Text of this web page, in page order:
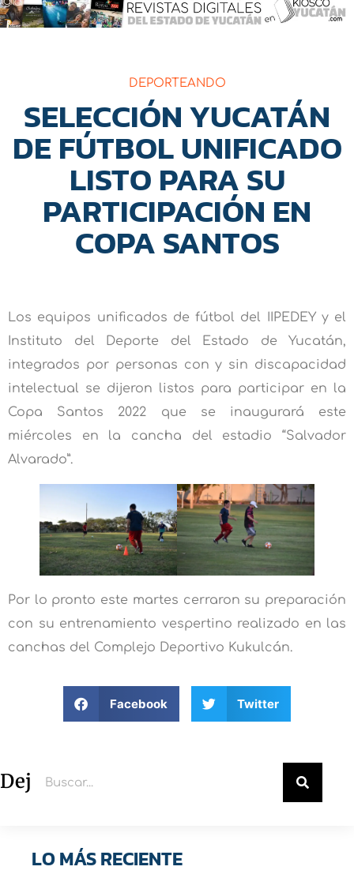
DEPORTEANDO
SELECCIÓN YUCATÁN
DE FÚTBOL UNIFICADO
LISTO PARA SU
PARTICIPACIÓN EN
COPA SANTOS
Los equipos unificados de fútbol del IIPEDEY y el
Instituto del Deporte del Estado de Yucatán,
integrados por personas con y sin discapacidad
intelectual se dijeron listos para participar en la
Copa Santos 2022 que se inaugurará este
miércoles en la cancha del estadio “Salvador
Alvarado”.
Por lo pronto este martes cerraron su preparación
con su entrenamiento vespertino realizado en las
canchas del Complejo Deportivo Kukulcán.
Facebook Twitter
Deja un comentario
LO MÁS RECIENTE